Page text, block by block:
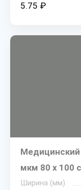
5.75 ₽
Медицинский
мкм 80 х 100
Ширина (мм)